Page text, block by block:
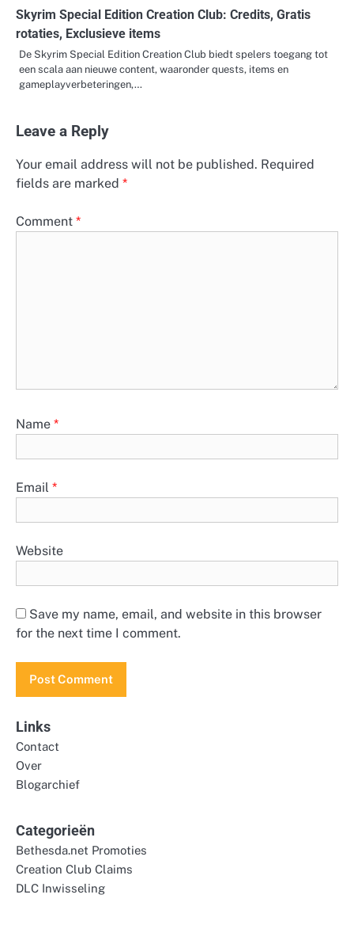
Skyrim Special Edition Creation Club: Credits, Gratis
rotaties, Exclusieve items
De Skyrim Special Edition Creation Club biedt spelers toegang tot
een scala aan nieuwe content, waaronder quests, items en
gameplayverbeteringen,…
Leave a Reply
Your email address will not be published. Required
fields are marked *
Comment *
Name *
Email *
Website
Save my name, email, and website in this browser
for the next time I comment.
Links
Contact
Over
Blogarchief
Categorieën
Bethesda.net Promoties
Creation Club Claims
DLC Inwisseling